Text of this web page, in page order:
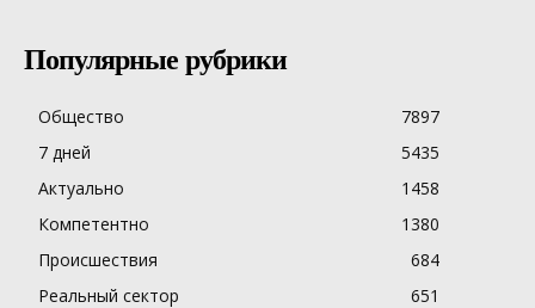
Популярные рубрики
Общество
7897
7 дней
5435
Актуально
1458
Компетентно
1380
Происшествия
684
Реальный сектор
651